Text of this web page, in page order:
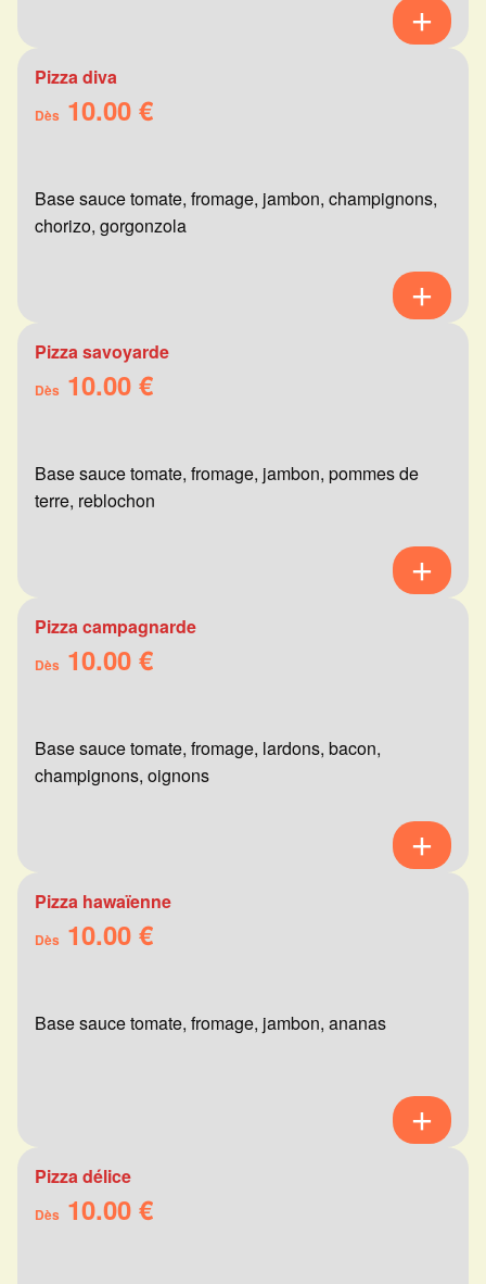
Pizza diva
Dès 10.00 €
Base sauce tomate, fromage, jambon, champignons,
chorizo, gorgonzola
Pizza savoyarde
Dès 10.00 €
Base sauce tomate, fromage, jambon, pommes de
terre, reblochon
Pizza campagnarde
Dès 10.00 €
Base sauce tomate, fromage, lardons, bacon,
champignons, oignons
Pizza hawaïenne
Dès 10.00 €
Base sauce tomate, fromage, jambon, ananas
Pizza délice
Dès 10.00 €